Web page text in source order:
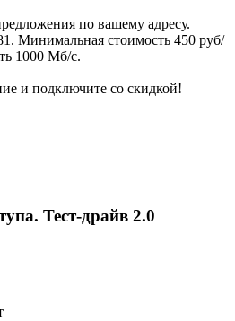
по вашему адресу.
Минимальная стоимость 450 руб/
1000 Мб/с.
и подключите со скидкой!
Тест-драйв 2.0